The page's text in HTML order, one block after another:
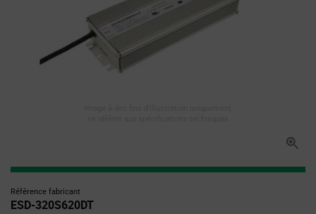
Référence fabricant
ESD-320S620DT